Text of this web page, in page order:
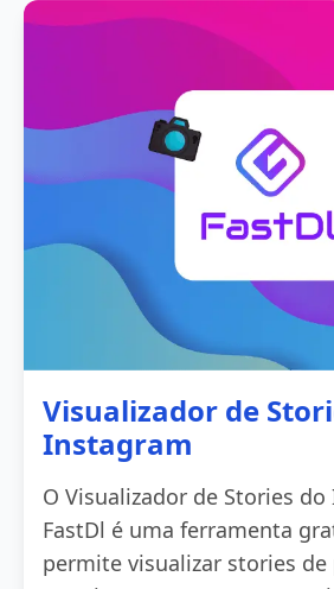
Visualizador de
Instagram
O Visualizador de Stories
FastDl é uma ferramenta
permite visualizar stories